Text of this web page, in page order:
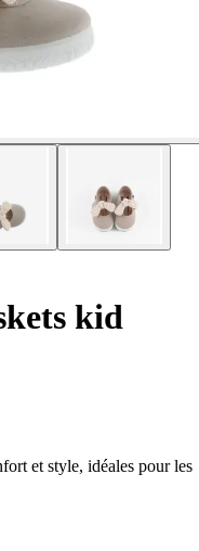
kid
et style, idéales pour les